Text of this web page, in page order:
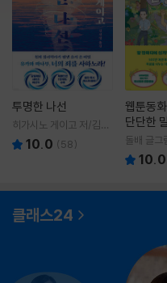
투명한 나선
히가시노 게이고 저/김선
영 역10.0 (58)
웹툰동
단단한
돌배 글그
10.0
클래스24